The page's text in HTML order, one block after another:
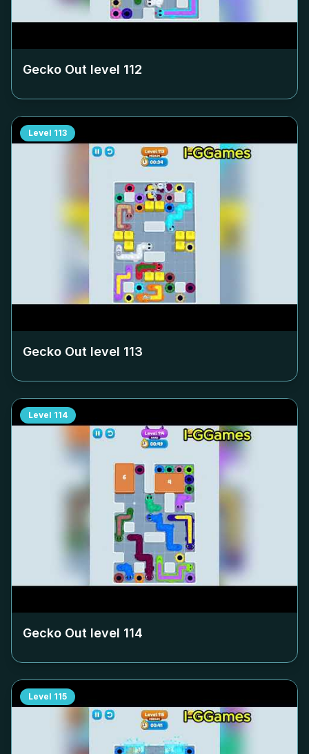
Gecko Out level 112
Level 113
Gecko Out level 113
Level 114
Gecko Out level 114
Level 115